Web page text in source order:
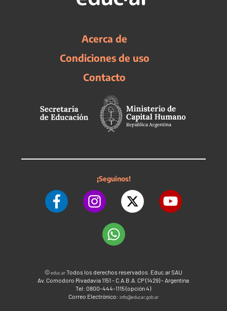
Acerca de
Condiciones de uso
Contacto
¡Seguinos!
©educ.arTodos los derechos reservados. Educ.ar SAU
Av. Comodoro Rivadavia 1151 - C.A.B.A. CP (1429) - Argentina
Tel: 0800-444-1115 (opción 4)
Correo Electrónico: info@educar.gob.ar